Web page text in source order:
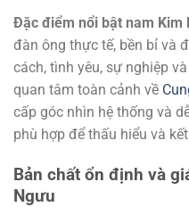
Đặc điểm nổi bật nam Kim
đàn ông thực tế, bền bỉ và
cách, tình yêu, sự nghiệp
quan tâm toàn cảnh về
cấp góc nhìn hệ thống và
phù hợp để thấu hiểu và
Bản chất ổn định và
Ngưu